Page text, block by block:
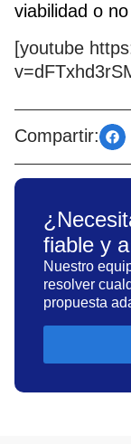
viabilidad o
[youtube
Compartir:
fiable y
Nuestro
resolver
propuesta